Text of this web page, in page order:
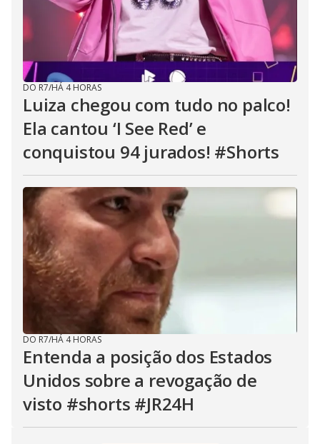
DO R7/HÁ 4 HORAS
Luiza chegou com tudo no palco!
Ela cantou ‘I See Red’ e
conquistou 94 jurados! #Shorts
DO R7/HÁ 4 HORAS
Entenda a posição dos Estados
Unidos sobre a revogação de
visto #shorts #JR24H